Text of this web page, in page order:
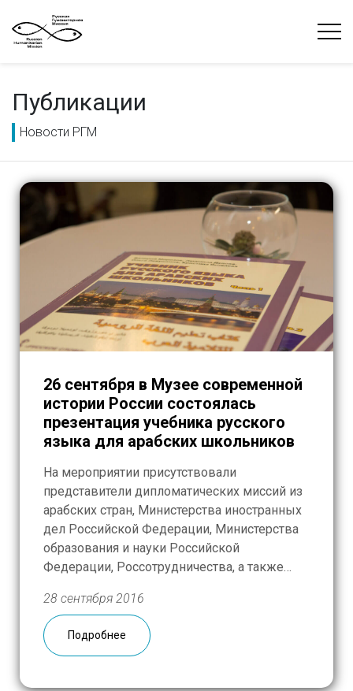
Публикации
Новости РГМ
26 сентября в Музее современной
истории России состоялась
презентация учебника русского
языка для арабских школьников
На мероприятии присутствовали
представители дипломатических миссий из
арабских стран, Министерства иностранных
дел Российской Федерации, Министерства
образования и науки Российской
Федерации, Россотрудничества, а также
уверены, что новое учебное пособие,
подготовленное ведущими специалистами,
откроет новые двери для миллионов детей
и задаст хорошие перспективы развитию
28 сентября 2016
Подробнее